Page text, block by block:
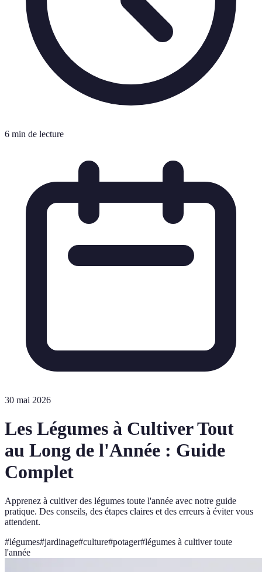
6 min de lecture
30 mai 2026
Les Légumes à Cultiver Tout
au Long de l'Année : Guide
Complet
Apprenez à cultiver des légumes toute l'année avec notre guide
pratique. Des conseils, des étapes claires et des erreurs à éviter vous
attendent.
#légumes#jardinage#culture#potager#légumes à cultiver toute
l'année